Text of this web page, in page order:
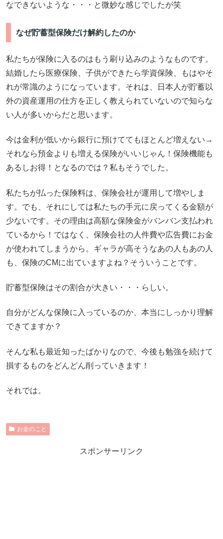
なできないような・・・と微妙な感じでしたが笑
なぜ貯蓄型保険だけ解約したのか
私たちが保険に入るのはもう刷り込みのようなものです。
結婚したら医療保険、子供ができたら学資保険、もはやそ
れが常識のようになっています。それは、日本人が貯蓄以
外の資産運用の仕方を正しく教えられていないので知らな
い人が多いからだと思います。
今は金利が低いから銀行に預けててもほとんど増えない→
それなら預金よりも増える保険がいいじゃん！保険機能も
あるしお得！となるのでは？私もそうでした。
私たちが払った保険料は、保険会社が運用して増やしま
す。でも、それにしては私たちの手元に戻ってくる金額が
少ないです。その理由は高額な保険金がバンバン支払われ
ているから！ではなく、保険会社の人件費や広告費にお金
が使われてしまうから。ギャラが高そうなあの人もあの人
も、保険のCMに出ていますよね？そういうことです。
貯蓄型保険はその割合が大きい・・・らしい。
自分がどんな保険に入っているのか、本当にしっかり理解
できてますか？
そんな私も最近知ったばかりなので、今後も勉強を続けて
損するものをどんどん削っていきます！
それでは。
お金のこと
スポンサーリンク